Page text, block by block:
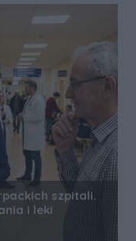
szpitali.
i leki